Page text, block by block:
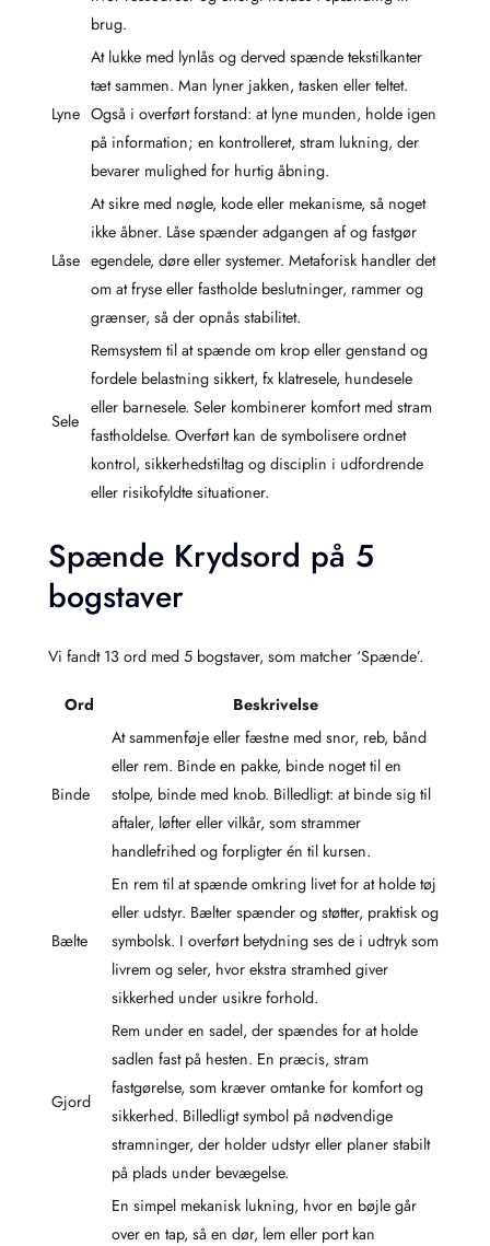
brug.
Lyne
At lukke med lynlås og derved spænde tekstilkanter
tæt sammen. Man lyner jakken, tasken eller teltet.
Også i overført forstand: at lyne munden, holde igen
på information; en kontrolleret, stram lukning, der
bevarer mulighed for hurtig åbning.
Låse
At sikre med nøgle, kode eller mekanisme, så noget
ikke åbner. Låse spænder adgangen af og fastgør
egendele, døre eller systemer. Metaforisk handler det
om at fryse eller fastholde beslutninger, rammer og
grænser, så der opnås stabilitet.
Sele
Remsystem til at spænde om krop eller genstand og
fordele belastning sikkert, fx klatresele, hundesele
eller barnesele. Seler kombinerer komfort med stram
fastholdelse. Overført kan de symbolisere ordnet
kontrol, sikkerhedstiltag og disciplin i udfordrende
eller risikofyldte situationer.
Spænde Krydsord på 5
bogstaver
Vi fandt 13 ord med 5 bogstaver, som matcher ‘Spænde’.
Ord Beskrivelse
Binde
At sammenføje eller fæstne med snor, reb, bånd
eller rem. Binde en pakke, binde noget til en
stolpe, binde med knob. Billedligt: at binde sig til
aftaler, løfter eller vilkår, som strammer
handlefrihed og forpligter én til kursen.
Bælte
En rem til at spænde omkring livet for at holde tøj
eller udstyr. Bælter spænder og støtter, praktisk og
symbolsk. I overført betydning ses de i udtryk som
livrem og seler, hvor ekstra stramhed giver
sikkerhed under usikre forhold.
Gjord
Rem under en sadel, der spændes for at holde
sadlen fast på hesten. En præcis, stram
fastgørelse, som kræver omtanke for komfort og
sikkerhed. Billedligt symbol på nødvendige
stramninger, der holder udstyr eller planer stabilt
på plads under bevægelse.
En simpel mekanisk lukning, hvor en bøjle går
over en tap, så en dør, lem eller port kan